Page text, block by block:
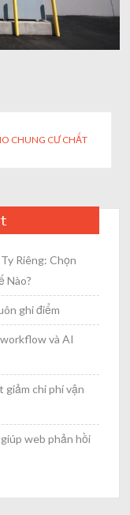
thống ra sao
CHUNG CƯ CHẤT
Riêng: Chọn
Nào?
ghi điểm
và AI
giảm chi phí vận
web phản hồi